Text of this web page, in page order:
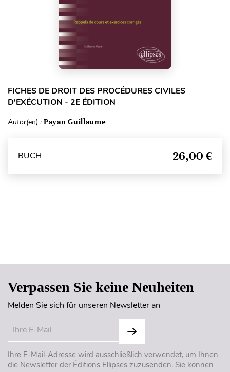
FICHES DE DROIT DES PROCÉDURES CIVILES
D'EXÉCUTION - 2E ÉDITION
Autor(en) : Payan Guillaume
BUCH 26,00 €
Verpassen Sie keine Neuheiten
Melden Sie sich für unseren Newsletter an
Ihre E-Mail-Adresse wird ausschließlich verwendet, um Ihnen
die Newsletter der Éditions Ellipses zuzusenden. Sie können